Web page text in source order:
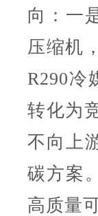
向：一
压缩机
R290冷
转化为
不向上
碳方案
高质量